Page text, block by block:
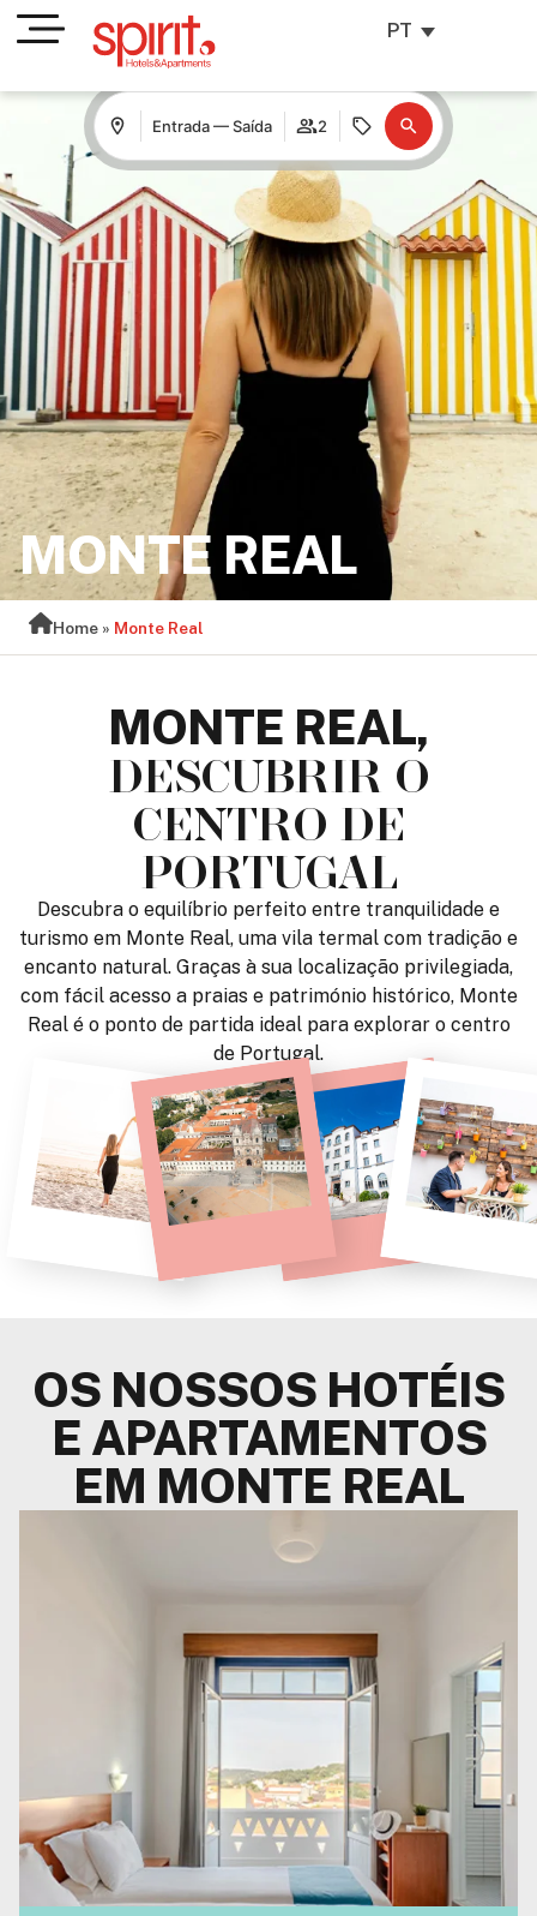
PT
Entrada — Saída 2
MONTE REAL
Home » Monte Real
MONTE REAL,
DESCUBRIR O
CENTRO DE
PORTUGAL
Descubra o equilíbrio perfeito entre tranquilidade e
turismo em Monte Real, uma vila termal com tradição e
encanto natural. Graças à sua localização privilegiada,
com fácil acesso a praias e património histórico, Monte
Real é o ponto de partida ideal para explorar o centro
de Portugal.
OS NOSSOS HOTÉIS
E APARTAMENTOS
EM MONTE REAL